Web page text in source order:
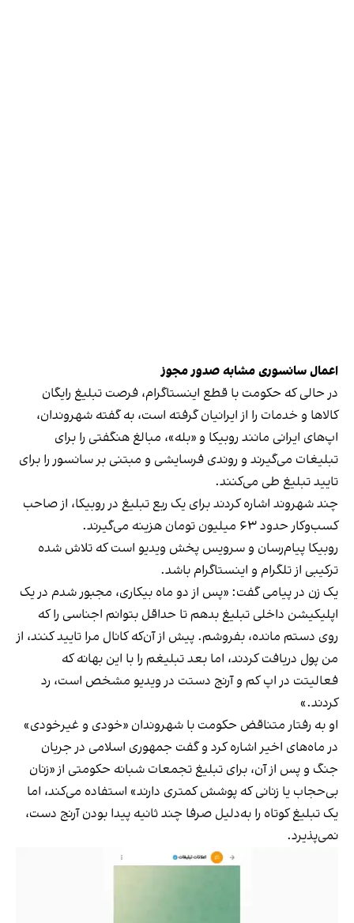
اعمال سانسوری مشابه صدور مجوز
در حالی که حکومت با قطع اینستاگرام، فرصت تبلیغ رایگان
کالاها و خدمات را از ایرانیان گرفته است، به گفته شهروندان،
اپ‌های ایرانی مانند روبیکا و «بله»، مبالغ هنگفتی را برای
تبلیغات می‌گیرند و روندی فرسایشی و مبتنی بر سانسور را برای
تایید تبلیغ طی می‌کنند.
چند شهروند اشاره کردند برای یک ربع تبلیغ در روبیکا، از صاحب
کسب‌وکار حدود ٦٣ میلیون تومان هزینه می‌گیرند.
روبیکا پیام‌رسان و سرویس پخش ویدیو است که تلاش شده
ترکیبی از تلگرام و اینستاگرام باشد.
یک زن در پیامی گفت: «پس از دو ماه بیکاری، مجبور شدم در یک
اپلیکیشن داخلی تبلیغ بدهم تا حداقل بتوانم اجناسی را که
روی دستم مانده، بفروشم. پیش از آن‌که کانال مرا تایید کنند، از
من پول دریافت کردند، اما بعد تبلیغم را با این بهانه که
فعالیتت در اپ کم و آرنج دستت در ویدیو مشخص است، رد
کردند.»
او به رفتار متناقض حکومت با شهروندان «خودی و غیر‌خودی»
در ماه‌های اخیر اشاره کرد و گفت جمهوری اسلامی در جریان
جنگ و پس از آن، برای تبلیغ تجمعات شبانه حکومتی از «زنان
بی‌حجاب یا زنانی که پوشش کمتری دارند» استفاده می‌کند، اما
یک تبلیغ کوتاه را به‌دلیل صرفا چند ثانیه پیدا بودن آرنج دست،
نمی‌پذیرد.